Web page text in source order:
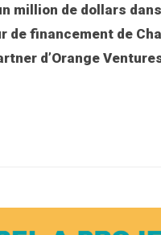
million de dollars
de financement de
d’Orange